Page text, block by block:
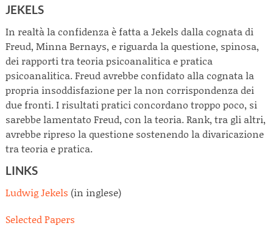
JEKELS
In realtà la confidenza è fatta a Jekels dalla cognata di
Freud, Minna Bernays, e riguarda la questione, spinosa,
dei rapporti tra teoria psicoanalitica e pratica
psicoanalitica. Freud avrebbe confidato alla cognata la
propria insoddisfazione per la non corrispondenza dei
due fronti. I risultati pratici concordano troppo poco, si
sarebbe lamentato Freud, con la teoria. Rank, tra gli altri,
avrebbe ripreso la questione sostenendo la divaricazione
tra teoria e pratica.
LINKS
Ludwig Jekels (in inglese)
Selected Papers